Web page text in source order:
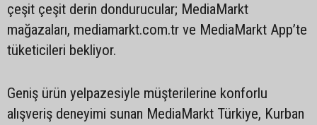
çeşit çeşit derin dondurucular; MediaMarkt
mağazaları, mediamarkt.com.tr ve MediaMarkt App’te
tüketicileri bekliyor.
Geniş ürün yelpazesiyle müşterilerine konforlu
alışveriş deneyimi sunan MediaMarkt Türkiye, Kurban